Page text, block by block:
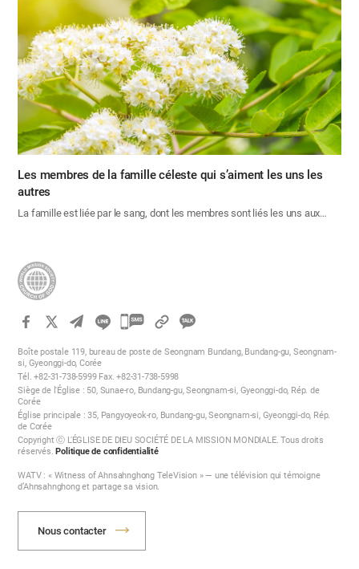
Les membres de la famille céleste qui s’aiment les uns les
autres
La famille est liée par le sang, dont les membres sont liés les uns aux…
카
오
공
유
하
Boîte postale 119, bureau de poste de Seongnam Bundang, Bundang-gu, Seongnam-
si, Gyeonggi-do, Corée
Tél. +82-31-738-5999 Fax. +82-31-738-5998
Siège de l'Église : 50, Sunae-ro, Bundang-gu, Seongnam-si, Gyeonggi-do, Rép. de
Corée
Église principale : 35, Pangyoyeok-ro, Bundang-gu, Seongnam-si, Gyeonggi-do, Rép.
de Corée
Copyright ⓒ L'ÉGLISE DE DIEU SOCIÉTÉ DE LA MISSION MONDIALE. Tous droits
réservés. Politique de confidentialité
WATV : « Witness of Ahnsahnghong TeleVision » — une télévision qui témoigne
d’Ahnsahnghong et partage sa vision.
Nous contacter